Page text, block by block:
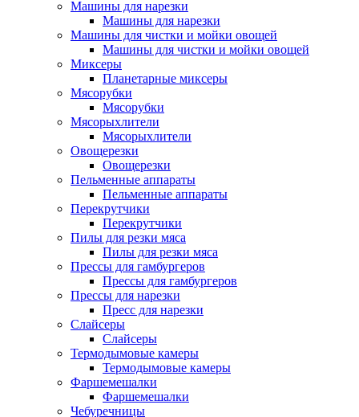
Машины для нарезки
Машины для нарезки
Машины для чистки и мойки овощей
Машины для чистки и мойки овощей
Миксеры
Планетарные миксеры
Мясорубки
Мясорубки
Мясорыхлители
Мясорыхлители
Овощерезки
Овощерезки
Пельменные аппараты
Пельменные аппараты
Перекрутчики
Перекрутчики
Пилы для резки мяса
Пилы для резки мяса
Прессы для гамбургеров
Прессы для гамбургеров
Прессы для нарезки
Пресс для нарезки
Слайсеры
Слайсеры
Термодымовые камеры
Термодымовые камеры
Фаршемешалки
Фаршемешалки
Чебуречницы